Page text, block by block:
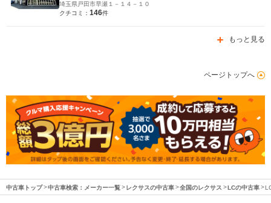
埼玉県戸田市早瀬１－１４－１０
クチコミ： 146件
もっと見る
ページトップへ
中古車トップ 中古車検索：メーカー一覧 レクサスの中古車 全国のレクサス LCの中古車